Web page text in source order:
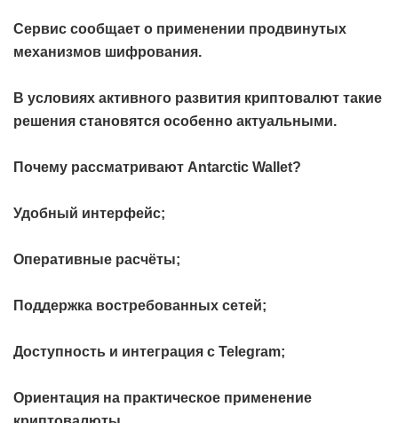
Сервис сообщает о применении продвинутых
механизмов шифрования.
В условиях активного развития криптовалют такие
решения становятся особенно актуальными.
Почему рассматривают Antarctic Wallet?
Удобный интерфейс;
Оперативные расчёты;
Поддержка востребованных сетей;
Доступность и интеграция с Telegram;
Ориентация на практическое применение